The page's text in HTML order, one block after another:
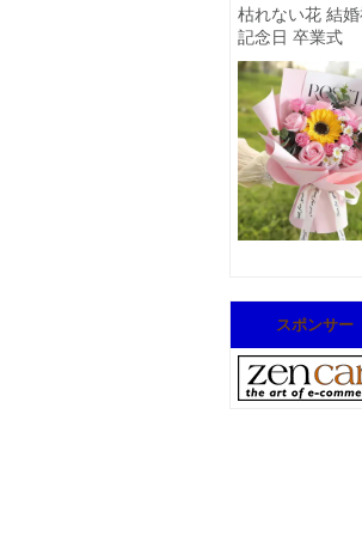
枯れない花 結
記念日 卒業式
スポンサー